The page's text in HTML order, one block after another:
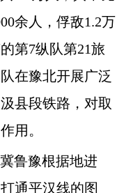
余人，俘敌1.2万
第7纵队第21旅
在豫北开展广泛
县段铁路，对取
用。
鲁豫根据地进
通平汉线的图